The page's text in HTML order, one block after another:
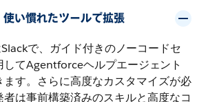
い慣れたツールで拡張
で、ガイド付きのノーコードセ
してAgentforceヘルプエージェント
ます。さらに高度なカスタマイズが必
は事前構築済みのスキルと高度なコ